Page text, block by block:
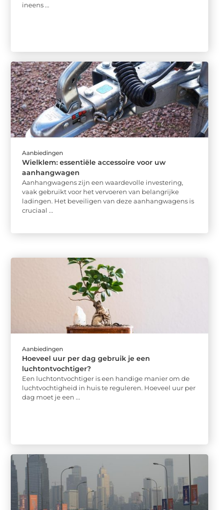
ineens ...
Aanbiedingen
Wielklem: essentiële accessoire voor uw
aanhangwagen
Aanhangwagens zijn een waardevolle investering,
vaak gebruikt voor het vervoeren van belangrijke
ladingen. Het beveiligen van deze aanhangwagens is
cruciaal ...
Aanbiedingen
Hoeveel uur per dag gebruik je een
luchtontvochtiger?
Een luchtontvochtiger is een handige manier om de
luchtvochtigheid in huis te reguleren. Hoeveel uur per
dag moet je een ...